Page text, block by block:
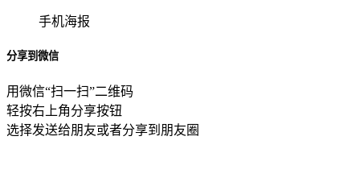
手机海报
分享到微信
用微信“扫一扫”二维码
轻按右上角分享按钮
选择发送给朋友或者分享到朋友圈